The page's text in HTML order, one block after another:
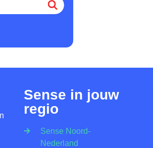
Sense in jouw
regio
Sense Noord-
Nederland